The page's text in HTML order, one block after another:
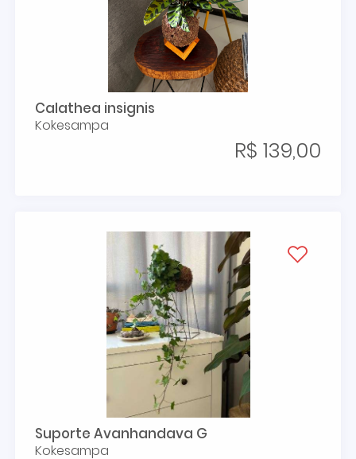
Calathea insignis
Kokesampa
R$ 139,00
Suporte Avanhandava G
Kokesampa